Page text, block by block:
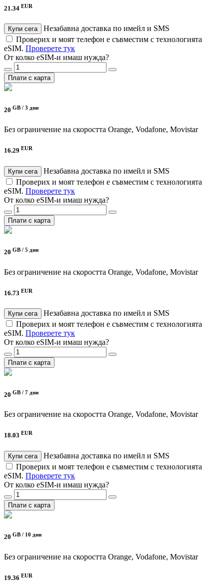
21.34 EUR
Купи сега
Незабавна доставка по имейл и SMS
Проверих и моят телефон е съвместим с технологията
eSIM. Проверете тук
От колко eSIM-и имаш нужда?
Плати с карта
20 GB / 3 дни
Без ограничение на скоростта Orange, Vodafone, Movistar
16.29 EUR
Купи сега
Незабавна доставка по имейл и SMS
Проверих и моят телефон е съвместим с технологията
eSIM. Проверете тук
От колко eSIM-и имаш нужда?
Плати с карта
20 GB / 5 дни
Без ограничение на скоростта Orange, Vodafone, Movistar
16.73 EUR
Купи сега
Незабавна доставка по имейл и SMS
Проверих и моят телефон е съвместим с технологията
eSIM. Проверете тук
От колко eSIM-и имаш нужда?
Плати с карта
20 GB / 7 дни
Без ограничение на скоростта Orange, Vodafone, Movistar
18.03 EUR
Купи сега
Незабавна доставка по имейл и SMS
Проверих и моят телефон е съвместим с технологията
eSIM. Проверете тук
От колко eSIM-и имаш нужда?
Плати с карта
20 GB / 10 дни
Без ограничение на скоростта Orange, Vodafone, Movistar
19.36 EUR